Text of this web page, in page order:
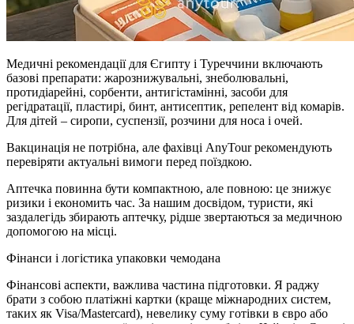
Медичні рекомендації для Єгипту і Туреччини включають
базові препарати: жарознижувальні, знеболювальні,
протидіарейні, сорбенти, антигістамінні, засоби для
регідратації, пластирі, бинт, антисептик, репелент від комарів.
Для дітей – сиропи, суспензії, розчини для носа і очей.
Вакцинація не потрібна, але фахівці AnyTour рекомендують
перевіряти актуальні вимоги перед поїздкою.
Аптечка повинна бути компактною, але повною: це знижує
ризики і економить час. За нашим досвідом, туристи, які
заздалегідь збирають аптечку, рідше звертаються за медичною
допомогою на місці.
Фінанси і логістика упаковки чемодана
Фінансові аспекти, важлива частина підготовки. Я раджу
брати з собою платіжні картки (краще міжнародних систем,
таких як Visa/Mastercard), невелику суму готівки в євро або